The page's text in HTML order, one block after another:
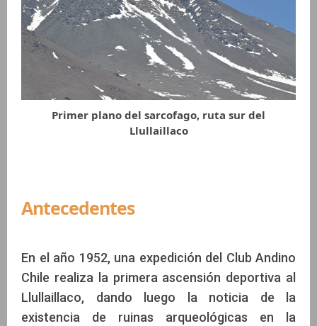
Primer plano del sarcofago, ruta sur del
Llullaillaco
Antecedentes
En el año 1952, una expedición del Club Andino
Chile realiza la primera ascensión deportiva al
Llullaillaco, dando luego la noticia de la
existencia de ruinas arqueológicas en la